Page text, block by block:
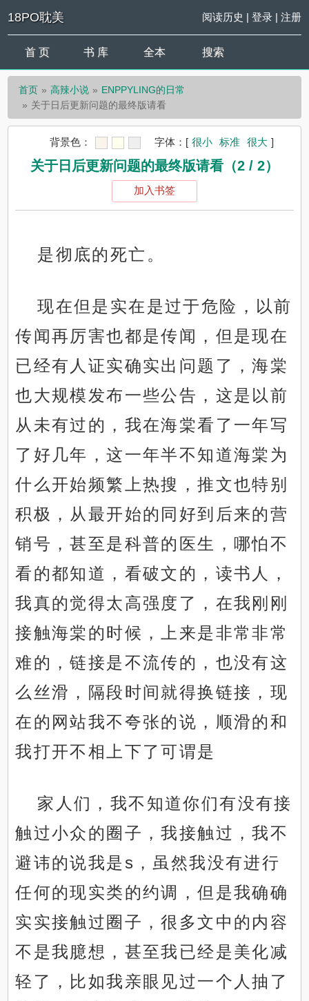
18PO耽美 阅读历史 | 登录| 注册
首 页 书 库 全本 搜索
首页 高辣小说
ENPPYLING的日常
关于日后更新问题的最终版请看
背景色： 字体： [ 很小 标准 很大 ]
关于日后更新问题的最终版请看（2 / 2）
加入书签
是彻底的死亡。
现在但是实在是过于危险，以前
传闻再厉害也都是传闻，但是现在
已经有人证实确实出问题了，海棠
也大规模发布一些公告，这是以前
从未有过的，我在海棠看了一年写
了好几年，这一年半不知道海棠为
什么开始频繁上热搜，推文也特别
积极，从最开始的同好到后来的营
销号，甚至是科普的医生，哪怕不
看的都知道，看破文的，读书人，
我真的觉得太高强度了，在我刚刚
接触海棠的时候，上来是非常非常
难的，链接是不流传的，也没有这
么丝滑，隔段时间就得换链接，现
在的网站我不夸张的说，顺滑的和
我打开不相上下了可谓是
家人们，我不知道你们有没有接
触过小众的圈子，我接触过，我不
避讳的说我是s，虽然我没有进行
任何的现实类的约调，但是我确确
实实接触过圈子，很多文中的内容
不是我臆想，甚至我已经是美化减
轻了，比如我亲眼见过一个人抽了